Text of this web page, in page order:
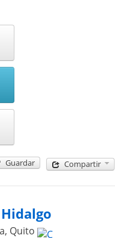
Guardar Compartir
, Quito